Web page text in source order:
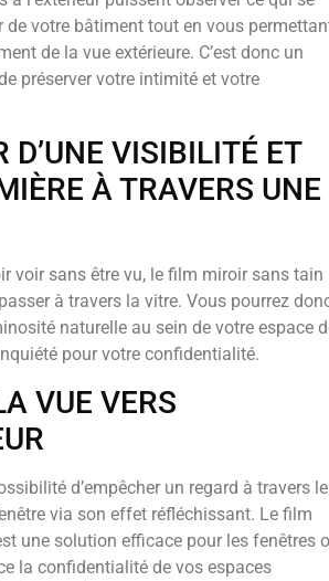
de votre bâtiment tout en vous
de la vue extérieure. C’est donc un
préserver votre intimité et votre
D’UNE VISIBILITÉ ET
À TRAVERS UNE
voir sans être vu, le film miroir sans tain
à travers la vitre. Vous pourrez
naturelle au sein de votre espace
pour votre confidentialité.
VUE VERS
d’empêcher un regard à travers le
via son effet réfléchissant. Le film
une solution efficace pour les fenêtres
la confidentialité de vos espaces